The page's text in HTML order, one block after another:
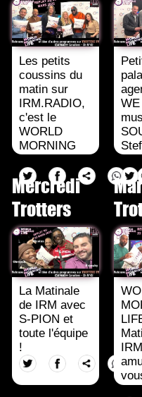
Les petits
coussins du
matin sur
IRM.RADIO,
c'est le
WORLD
MORNING
Mercredi
Trotters
La Matinale
de IRM avec
S-PION et
toute l'équipe
!
!